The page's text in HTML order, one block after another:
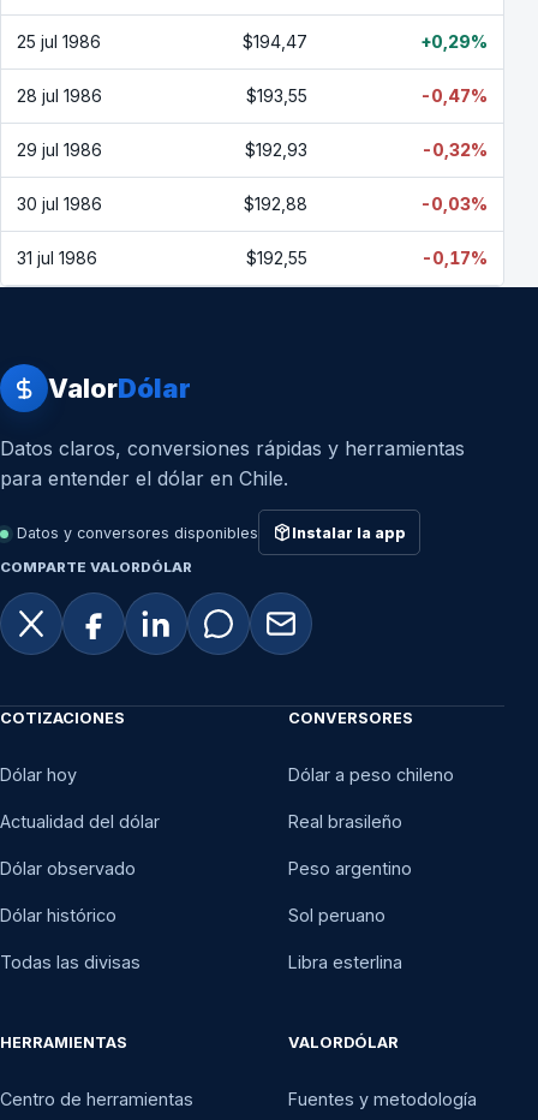
25 jul 1986 $194,47 +0,29%
28 jul 1986 $193,55 -0,47%
29 jul 1986 $192,93 -0,32%
30 jul 1986 $192,88 -0,03%
31 jul 1986 $192,55 -0,17%
ValorDólar
Datos claros, conversiones rápidas y herramientas
para entender el dólar en Chile.
Datos y conversores disponibles Instalar la app
COMPARTE VALORDÓLAR
COTIZACIONES
Dólar hoy
Actualidad del dólar
Dólar observado
Dólar histórico
Todas las divisas
CONVERSORES
Dólar a peso chileno
Real brasileño
Peso argentino
Sol peruano
Libra esterlina
HERRAMIENTAS
Centro de herramientas
VALORDÓLAR
Fuentes y metodología